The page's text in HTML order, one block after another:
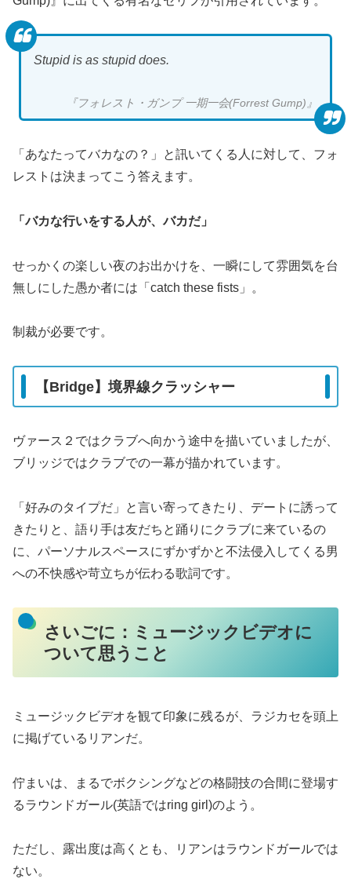
Stupid is as stupid does.
『フォレスト・ガンプ 一期一会(Forrest Gump)』
「あなたってバカなの？」と訊いてくる人に対して、フォ
レストは決まってこう答えます。
「バカな行いをする人が、バカだ」
せっかくの楽しい夜のお出かけを、一瞬にして雰囲気を台
無しにした愚か者には「catch these fists」。
制裁が必要です。
【Bridge】境界線クラッシャー
ヴァース２ではクラブへ向かう途中を描いていましたが、
ブリッジではクラブでの一幕が描かれています。
「好みのタイプだ」と言い寄ってきたり、デートに誘って
きたりと、語り手は友だちと踊りにクラブに来ているの
に、パーソナルスペースにずかずかと不法侵入してくる男
への不快感や苛立ちが伝わる歌詞です。
さいごに：ミュージックビデオに
ついて思うこと
ミュージックビデオを観て印象に残るが、ラジカセを頭上
に掲げているリアンだ。
佇まいは、まるでボクシングなどの格闘技の合間に登場す
るラウンドガール(英語ではring girl)のよう。
ただし、露出度は高くとも、リアンはラウンドガールでは
ない。